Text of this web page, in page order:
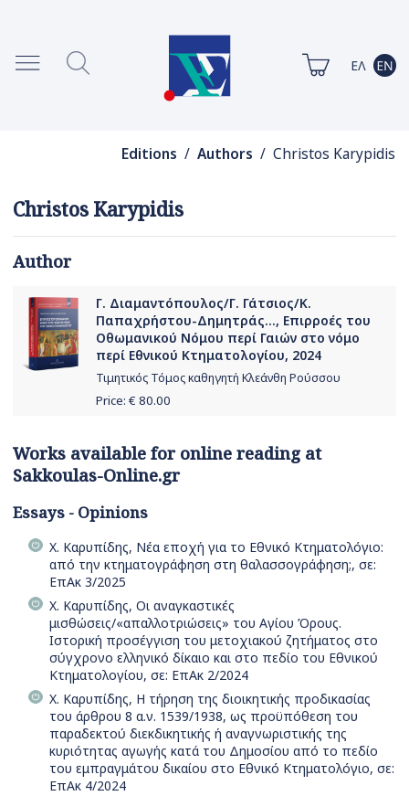
Editions / Authors / Christos Karypidis
Christos Karypidis
Author
Γ. Διαμαντόπουλος/Γ. Γάτσιος/Κ.
Παπαχρήστου-Δημητράς..., Επιρροές του
Οθωμανικού Νόμου περί Γαιών στο νόμο
περί Εθνικού Κτηματολογίου, 2024
Τιμητικός Τόμος καθηγητή Κλεάνθη Ρούσσου
Price: € 80.00
Works available for online reading at
Sakkoulas-Online.gr
Essays - Opinions
Χ. Καρυπίδης, Νέα εποχή για το Εθνικό Κτηματολόγιο:
από την κτηματογράφηση στη θαλασσογράφηση;, σε:
ΕπΑκ 3/2025
Χ. Καρυπίδης, Οι αναγκαστικές
μισθώσεις/«απαλλοτριώσεις» του Αγίου Όρους.
Ιστορική προσέγγιση του μετοχιακού ζητήματος στο
σύγχρονο ελληνικό δίκαιο και στο πεδίο του Εθνικού
Κτηματολογίου, σε: ΕπΑκ 2/2024
Χ. Καρυπίδης, Η τήρηση της διοικητικής προδικασίας
του άρθρου 8 α.ν. 1539/1938, ως προϋπόθεση του
παραδεκτού διεκδικητικής ή αναγνωριστικής της
κυριότητας αγωγής κατά του Δημοσίου από το πεδίο
του εμπραγμάτου δικαίου στο Εθνικό Κτηματολόγιο, σε:
ΕπΑκ 4/2024